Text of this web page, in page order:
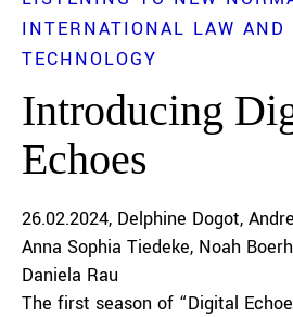
INTERNATIONAL LAW AND
TECHNOLOGY
Introducing
Echoes
26.02.2024 Delphine Dogot
Anna Sophia Tiedeke Noah
Daniela Rau
The first season of “Digital